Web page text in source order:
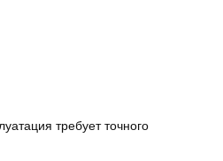
требует точного